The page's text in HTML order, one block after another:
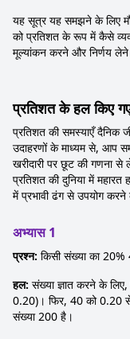
यह सूत्र यह समझने के लिए
को प्रतिशत के रूप में कैसे
मूल्यांकन करने और निर्णय लेने
प्रतिशत के हल किए
प्रतिशत की समस्याएँ दैनिक
उदाहरणों के माध्यम से, आप
खरीदारी पर छूट की गणना
प्रतिशत की दुनिया में
में प्रभावी ढंग से उपयोग
अभ्यास 1
प्रश्न: किसी संख्या का 20%
हल: संख्या ज्ञात करने के
0.20)। फिर, 40 को 0.20
संख्या 200 है।